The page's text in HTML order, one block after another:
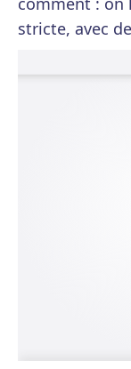
stricte, avec